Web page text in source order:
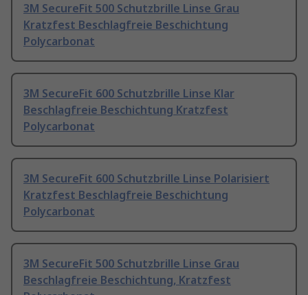
3M SecureFit 500 Schutzbrille Linse Grau
Kratzfest Beschlagfreie Beschichtung
Polycarbonat
3M SecureFit 600 Schutzbrille Linse Klar
Beschlagfreie Beschichtung Kratzfest
Polycarbonat
3M SecureFit 600 Schutzbrille Linse Polarisiert
Kratzfest Beschlagfreie Beschichtung
Polycarbonat
3M SecureFit 500 Schutzbrille Linse Grau
Beschlagfreie Beschichtung, Kratzfest